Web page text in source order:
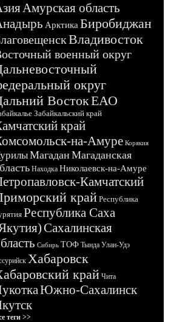
Амурская область
Арктика Биробиджан
Владивосток
военный округ
округ
ВостокЕАО
Забайкальский край
край
на-Амуре Корякия
Магадан Магаданская
Находка Николаевск-на-Амуре
Камчатский
крайРеспублика
Республика Саха
Сахалинская
Сибирь ТОФ Тында Улан-Удэ
Хабаровск
край Чита
Южно-Сахалинск
теги >>